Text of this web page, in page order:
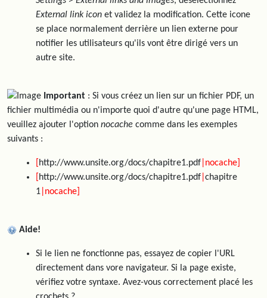
External link icon et validez la modification. Cette icone
se place normalement derrière un lien externe pour
notifier les utilisateurs qu'ils vont être dirigé vers un
autre site.
Important : Si vous créez un lien sur un fichier PDF, un
fichier multimédia ou n'importe quoi d'autre qu'une page HTML,
veuillez ajouter l'option nocache comme dans les exemples
suivants :
http://www.unsite.org/docs/chapitre1.pdf |nocache]
http://www.unsite.org/docs/chapitre1.pdf chapitre
1 |nocache]
Aide!
Si le lien ne fonctionne pas, essayez de copier l'URL
directement dans vore navigateur. Si la page existe,
vérifiez votre syntaxe. Avez-vous correctement placé les